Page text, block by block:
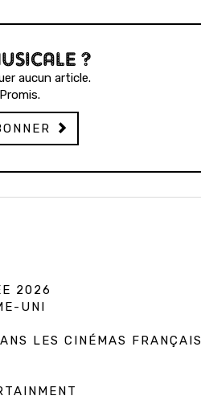
?
aucun article.
2026
UNI
LES CINÉMAS FRANÇAIS